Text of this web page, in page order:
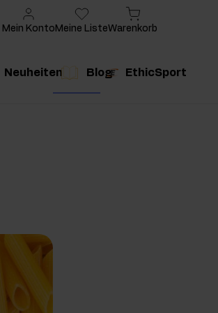
Neuheiten Blog EthicSport
Mein Konto Meine ListeWarenkorb